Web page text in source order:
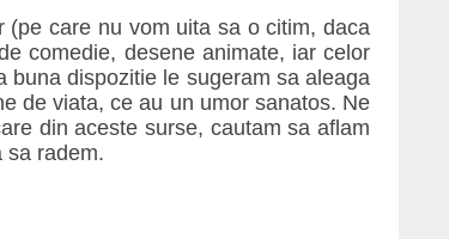
care nu vom uita sa o citim, daca
comedie, desene animate, iar celor
dispozitie le sugeram sa aleaga
de viata, ce au un umor sanatos. Ne
din aceste surse, cautam sa aflam
sa radem.